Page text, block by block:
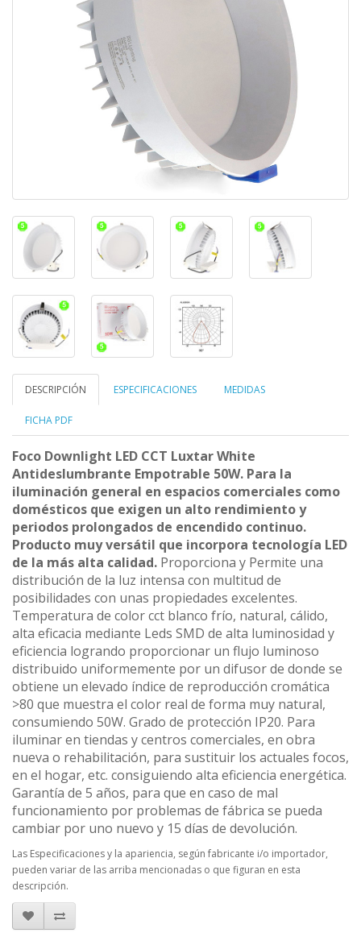
DESCRIPCIÓN ESPECIFICACIONES MEDIDAS
FICHA PDF
Foco Downlight LED CCT Luxtar White
Antideslumbrante Empotrable 50W. Para la
iluminación general en espacios comerciales como
domésticos que exigen un alto rendimiento y
periodos prolongados de encendido continuo.
Producto muy versátil que incorpora tecnología LED
de la más alta calidad. Proporciona y Permite una
distribución de la luz intensa con multitud de
posibilidades con unas propiedades excelentes.
Temperatura de color cct blanco frío, natural, cálido,
alta eficacia mediante Leds SMD de alta luminosidad y
eficiencia logrando proporcionar un flujo luminoso
distribuido uniformemente por un difusor de donde se
obtiene un elevado índice de reproducción cromática
>80 que muestra el color real de forma muy natural,
consumiendo 50W. Grado de protección IP20. Para
iluminar en tiendas y centros comerciales, en obra
nueva o rehabilitación, para sustituir los actuales focos,
en el hogar, etc. consiguiendo alta eficiencia energética.
Garantía de 5 años, para que en caso de mal
funcionamiento por problemas de fábrica se pueda
cambiar por uno nuevo y 15 días de devolución.
Las Especificaciones y la apariencia, según fabricante i/o importador,
pueden variar de las arriba mencionadas o que figuran en esta
descripción.